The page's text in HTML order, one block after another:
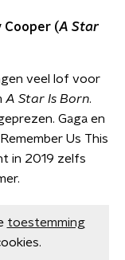
Cooper (A Star
veel lof voor
A Star Is Born.
Gaga en
Us This
in 2019 zelfs
toestemming